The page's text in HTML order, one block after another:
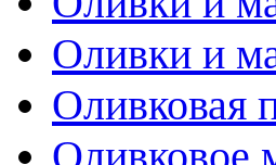
Оливки и
Оливковая